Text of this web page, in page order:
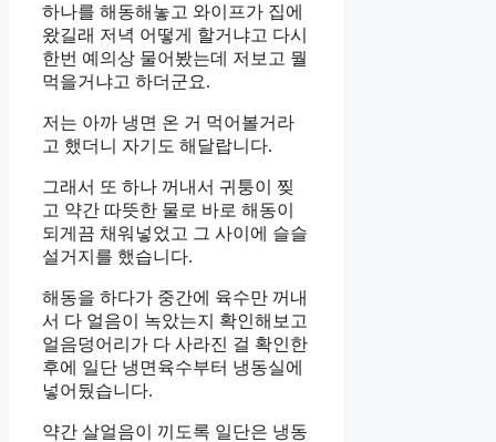
하나를 해동해놓고 와이프가 집에
왔길래 저녁 어떻게 할거냐고 다시
한번 예의상 물어봤는데 저보고 뭘
먹을거냐고 하더군요.
저는 아까 냉면 온 거 먹어볼거라
고 했더니 자기도 해달랍니다.
그래서 또 하나 꺼내서 귀퉁이 찢
고 약간 따뜻한 물로 바로 해동이
되게끔 채워넣었고 그 사이에 슬슬
설거지를 했습니다.
해동을 하다가 중간에 육수만 꺼내
서 다 얼음이 녹았는지 확인해보고
얼음덩어리가 다 사라진 걸 확인한
후에 일단 냉면육수부터 냉동실에
넣어뒀습니다.
약간 살얼음이 끼도록 일단은 냉동